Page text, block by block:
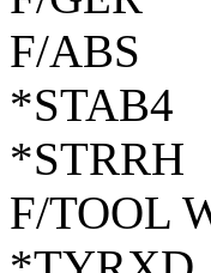
F/ABS
*STAB4
*STRRH
F/TOOL